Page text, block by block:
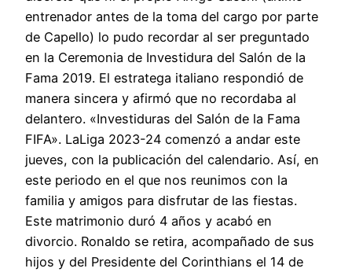
entrenador antes de la toma del cargo por parte
de Capello) lo pudo recordar al ser preguntado
en la Ceremonia de Investidura del Salón de la
Fama 2019. El estratega italiano respondió de
manera sincera y afirmó que no recordaba al
delantero. «Investiduras del Salón de la Fama
FIFA». LaLiga 2023-24 comenzó a andar este
jueves, con la publicación del calendario. Así, en
este periodo en el que nos reunimos con la
familia y amigos para disfrutar de las fiestas.
Este matrimonio duró 4 años y acabó en
divorcio. Ronaldo se retira, acompañado de sus
hijos y del Presidente del Corinthians el 14 de